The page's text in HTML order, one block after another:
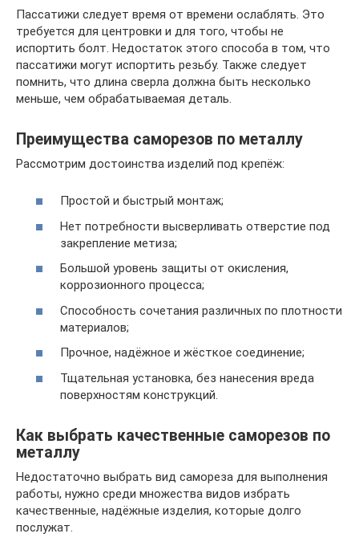
Пассатижи следует время от времени ослаблять. Это
требуется для центровки и для того, чтобы не
испортить болт. Недостаток этого способа в том, что
пассатижи могут испортить резьбу. Также следует
помнить, что длина сверла должна быть несколько
меньше, чем обрабатываемая деталь.
Преимущества саморезов по металлу
Рассмотрим достоинства изделий под крепёж:
Простой и быстрый монтаж;
Нет потребности высверливать отверстие под
закрепление метиза;
Большой уровень защиты от окисления,
коррозионного процесса;
Способность сочетания различных по плотности
материалов;
Прочное, надёжное и жёсткое соединение;
Тщательная установка, без нанесения вреда
поверхностям конструкций.
Как выбрать качественные саморезов по
металлу
Недостаточно выбрать вид самореза для выполнения
работы, нужно среди множества видов избрать
качественные, надёжные изделия, которые долго
послужат.